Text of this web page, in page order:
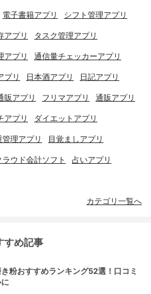
電子書籍アプリ シフト管理アプリ
アプリ タスク管理アプリ
アプリ 通信量チェッカーアプリ
プリ 日本酒アプリ 日記アプリ
販アプリ フリマアプリ 通販アプリ
アプリ ダイエットアプリ
管理アプリ 目覚ましアプリ
ラウド会計ソフト 占いアプリ
カテゴリ一覧へ
すめ記事
粉おすすめランキング52選！口コミ